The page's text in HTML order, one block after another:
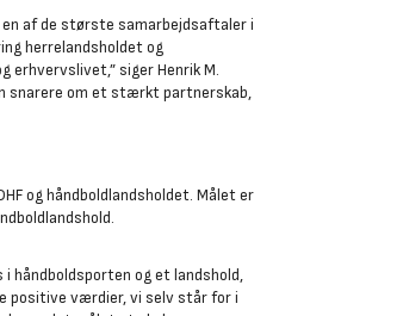
af de største samarbejdsaftaler i
herrelandsholdet og
siger Henrik M.
snarere om et stærkt partnerskab,
og håndboldlandsholdet. Målet er
håndboldsporten og et landshold,
positive værdier, vi selv står for i